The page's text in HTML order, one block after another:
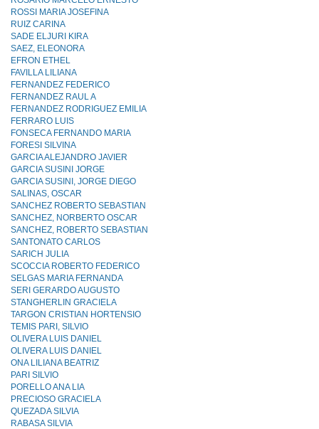
ROSSI MARIA JOSEFINA
RUIZ CARINA
SADE ELJURI KIRA
SAEZ, ELEONORA
EFRON ETHEL
FAVILLA LILIANA
FERNANDEZ FEDERICO
FERNANDEZ RAUL A
FERNANDEZ RODRIGUEZ EMILIA
FERRARO LUIS
FONSECA FERNANDO MARIA
FORESI SILVINA
GARCIA ALEJANDRO JAVIER
GARCIA SUSINI JORGE
GARCIA SUSINI, JORGE DIEGO
SALINAS, OSCAR
SANCHEZ ROBERTO SEBASTIAN
SANCHEZ, NORBERTO OSCAR
SANCHEZ, ROBERTO SEBASTIAN
SANTONATO CARLOS
SARICH JULIA
SCOCCIA ROBERTO FEDERICO
SELGAS MARIA FERNANDA
SERI GERARDO AUGUSTO
STANGHERLIN GRACIELA
TARGON CRISTIAN HORTENSIO
TEMIS PARI, SILVIO
OLIVERA LUIS DANIEL
OLIVERA LUIS DANIEL
ONA LILIANA BEATRIZ
PARI SILVIO
PORELLO ANA LIA
PRECIOSO GRACIELA
QUEZADA SILVIA
RABASA SILVIA